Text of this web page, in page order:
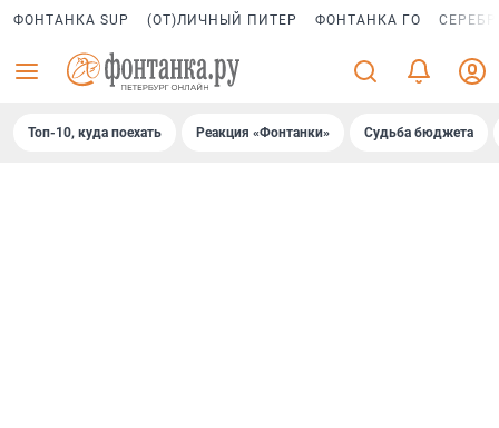
ФОНТАНКА SUP (ОТ)ЛИЧНЫЙ ПИТЕР ФОНТАНКА ГО
Топ-10, куда поехать Реакция «Фонтанки» Судьба бюджета